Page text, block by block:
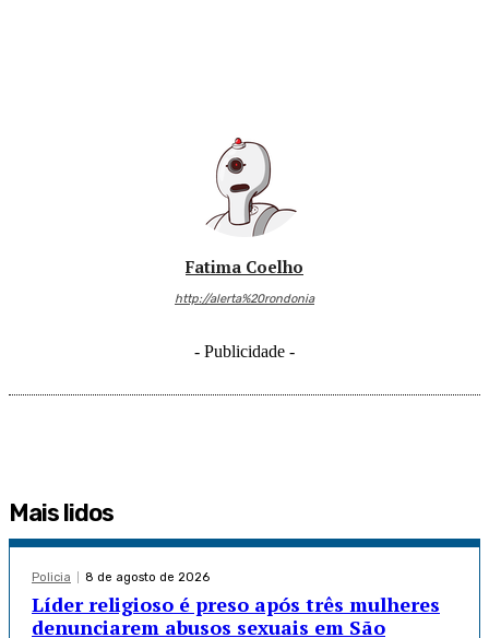
Fatima Coelho
http://alerta%20rondonia
- Publicidade -
Mais lidos
Policia 8 de agosto de 2026
Líder religioso é preso após três mulheres
denunciarem abusos sexuais em São